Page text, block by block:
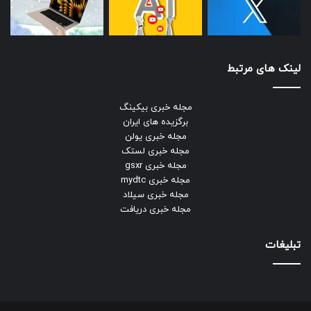
لینک های مرتبط
مجله خبری بیکینگ
برگزیده های ایران
مجله خبری یولن
مجله خبری لستک
مجله خبری gsxr
مجله خبری mydtc
مجله خبری سیلاد
مجله خبری دریافت
تبلیغات